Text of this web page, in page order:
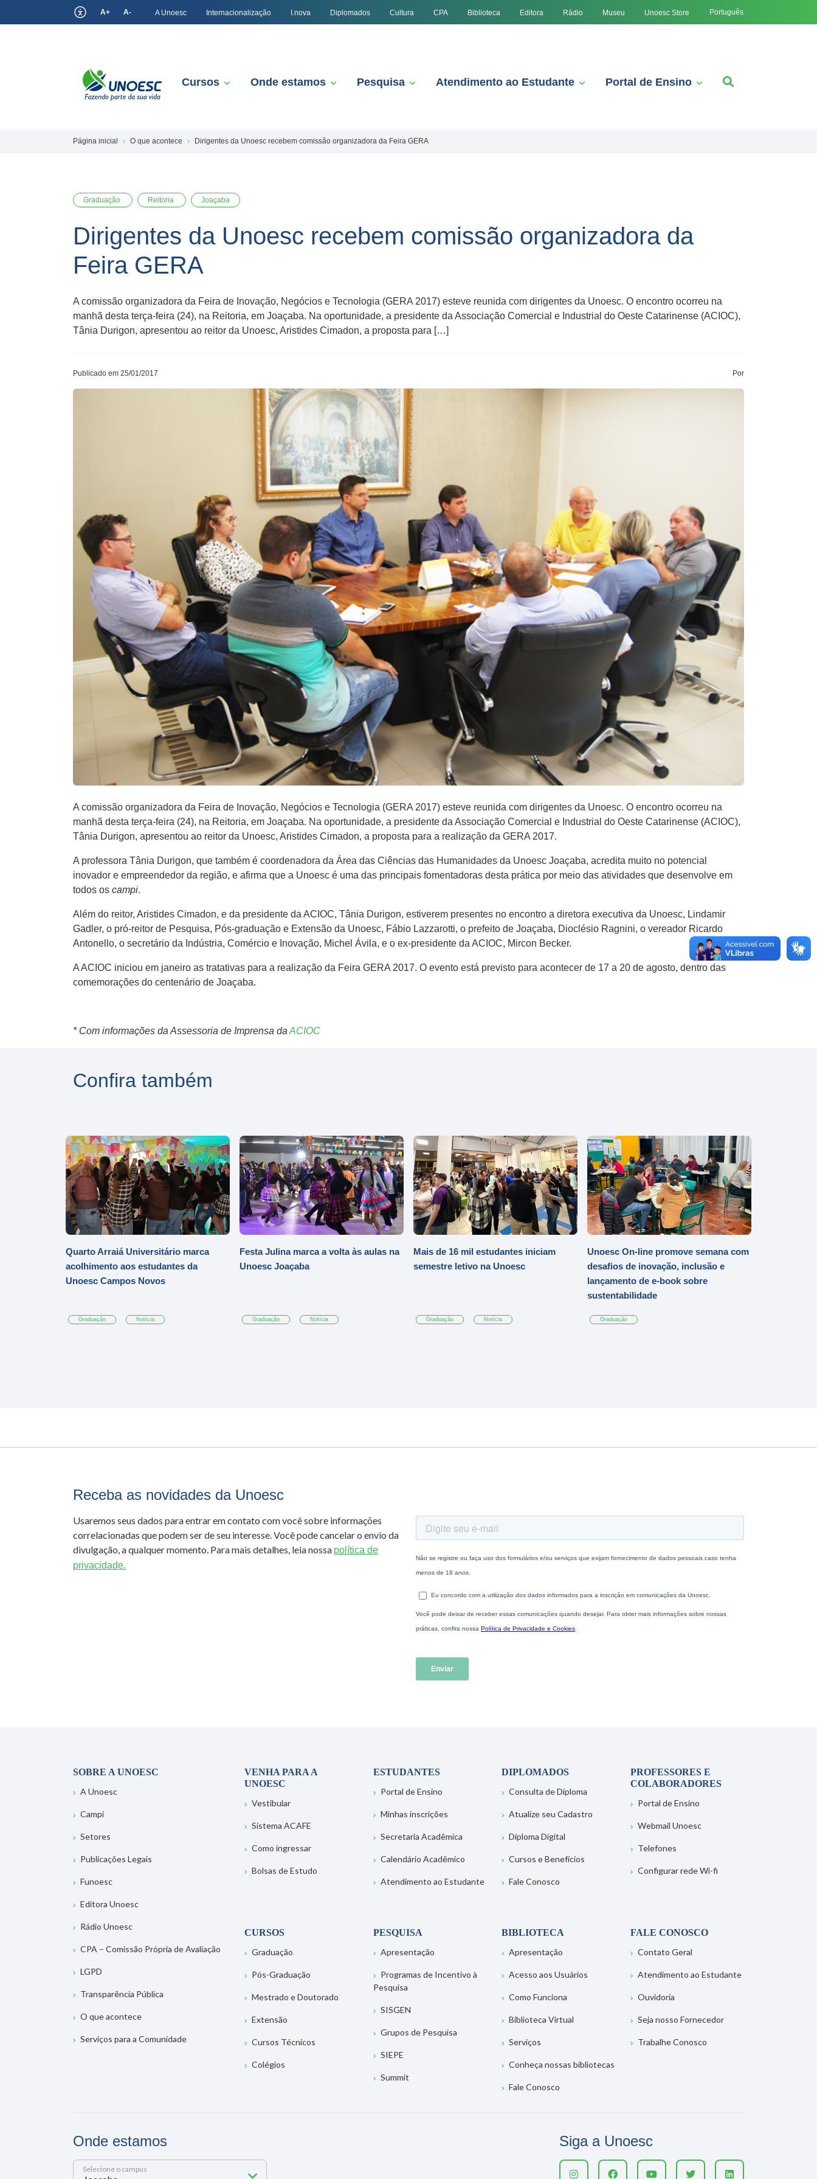
A+ A- A Unoesc Internacionalização I.nova Diplomados Cultura CPA Biblioteca Editora Rádio Museu Unoesc Store Português
Cursos Onde estamos Pesquisa Atendimento ao Estudante Portal de Ensino
Página inicial O que acontece Dirigentes da Unoesc recebem comissão organizadora da Feira GERA
Graduação Reitoria Joaçaba
Dirigentes da Unoesc recebem comissão organizadora da
Feira GERA
A comissão organizadora da Feira de Inovação, Negócios e Tecnologia (GERA 2017) esteve reunida com dirigentes da Unoesc. O encontro ocorreu na
manhã desta terça-feira (24), na Reitoria, em Joaçaba. Na oportunidade, a presidente da Associação Comercial e Industrial do Oeste Catarinense (ACIOC),
Tânia Durigon, apresentou ao reitor da Unoesc, Aristides Cimadon, a proposta para […]
Publicado em 25/01/2017 Por
A comissão organizadora da Feira de Inovação, Negócios e Tecnologia (GERA 2017) esteve reunida com dirigentes da Unoesc. O encontro ocorreu na
manhã desta terça-feira (24), na Reitoria, em Joaçaba. Na oportunidade, a presidente da Associação Comercial e Industrial do Oeste Catarinense (ACIOC),
Tânia Durigon, apresentou ao reitor da Unoesc, Aristides Cimadon, a proposta para a realização da GERA 2017.
A professora Tânia Durigon, que também é coordenadora da Área das Ciências das Humanidades da Unoesc Joaçaba, acredita muito no potencial
inovador e empreendedor da região, e afirma que a Unoesc é uma das principais fomentadoras desta prática por meio das atividades que desenvolve em
todos os campi.
Além do reitor, Aristides Cimadon, e da presidente da ACIOC, Tânia Durigon, estiverem presentes no encontro a diretora executiva da Unoesc, Lindamir
Gadler, o pró-reitor de Pesquisa, Pós-graduação e Extensão da Unoesc, Fábio Lazzarotti, o prefeito de Joaçaba, Dioclésio Ragnini, o vereador Ricardo
Antonello, o secretário da Indústria, Comércio e Inovação, Michel Ávila, e o ex-presidente da ACIOC, Mircon Becker.
A ACIOC iniciou em janeiro as tratativas para a realização da Feira GERA 2017. O evento está previsto para acontecer de 17 a 20 de agosto, dentro das
comemorações do centenário de Joaçaba.
* Com informações da Assessoria de Imprensa da ACIOC
Confira também
Quarto Arraiá Universitário marca
acolhimento aos estudantes da
Unoesc Campos Novos
Graduação Notícia
Festa Julina marca a volta às aulas na
Unoesc Joaçaba
Graduação Notícia
Mais de 16 mil estudantes iniciam
semestre letivo na Unoesc
Graduação Notícia
Unoesc On-line promove semana com
desafios de inovação, inclusão e
lançamento de e-book sobre
sustentabilidade
Graduação
Receba as novidades da Unoesc
Usaremos seus dados para entrar em contato com você sobre informações
correlacionadas que podem ser de seu interesse. Você pode cancelar o envio da
divulgação, a qualquer momento. Para mais detalhes, leia nossa política de
privacidade.
SOBRE A UNOESC
A Unoesc
Campi
Setores
Publicações Legais
Funoesc
Editora Unoesc
Rádio Unoesc
CPA – Comissão Própria de Avaliação
LGPD
Transparência Pública
O que acontece
Serviços para a Comunidade
VENHA PARA A
UNOESC
Vestibular
Sistema ACAFE
Como ingressar
Bolsas de Estudo
ESTUDANTES
Portal de Ensino
Minhas inscrições
Secretaria Acadêmica
Calendário Acadêmico
Atendimento ao Estudante
DIPLOMADOS
Consulta de Diploma
Atualize seu Cadastro
Diploma Digital
Cursos e Benefícios
Fale Conosco
PROFESSORES E
COLABORADORES
Portal de Ensino
Webmail Unoesc
Telefones
Configurar rede Wi-fi
CURSOS
Graduação
Pós-Graduação
Mestrado e Doutorado
Extensão
Cursos Técnicos
Colégios
PESQUISA
Apresentação
Programas de Incentivo à
Pesquisa
SISGEN
Grupos de Pesquisa
SIEPE
Summit
BIBLIOTECA
Apresentação
Acesso aos Usuários
Como Funciona
Biblioteca Virtual
Serviços
Conheça nossas bibliotecas
Fale Conosco
FALE CONOSCO
Contato Geral
Atendimento ao Estudante
Ouvidoria
Seja nosso Fornecedor
Trabalhe Conosco
Onde estamos
Selecione o campus
Siga a Unoesc